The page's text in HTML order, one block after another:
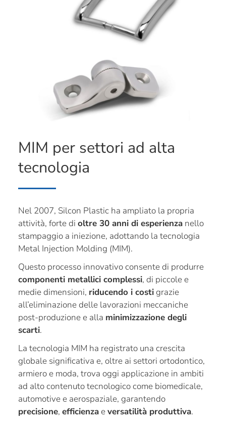
MIM per settori ad alta
tecnologia
Nel 2007, Silcon Plastic ha ampliato la propria
attività, forte di oltre 30 anni di esperienza nello
stampaggio a iniezione, adottando la tecnologia
Metal Injection Molding (MIM).
Questo processo innovativo consente di produrre
componenti metallici complessi, di piccole e
medie dimensioni, riducendo i costigrazie
all’eliminazione delle lavorazioni meccaniche
post-produzione e alla minimizzazione degli
scarti.
La tecnologia MIM ha registrato una crescita
globale significativa e, oltre ai settori ortodontico,
armiero e moda, trova oggi applicazione in ambiti
ad alto contenuto tecnologico come biomedicale,
automotive e aerospaziale, garantendo
precisione, efficienzaeversatilità produttiva.